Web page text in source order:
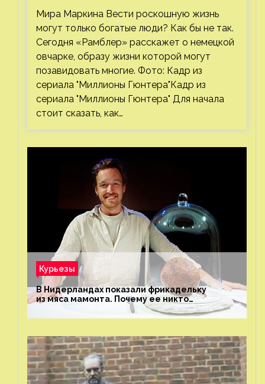
или миф
Мира Маркина Вести роскошную жизнь
могут только богатые люди? Как бы не так.
Сегодня «Рамблер» расскажет о немецкой
овчарке, образу жизни которой могут
позавидовать многие. Фото: Кадр из
сериала "Миллионы Гюнтера"Кадр из
сериала "Миллионы Гюнтера" Для начала
стоит сказать, как…
Курьезы
В Нидерландах показали фрикадельку
из мяса мамонта. Почему ее никто